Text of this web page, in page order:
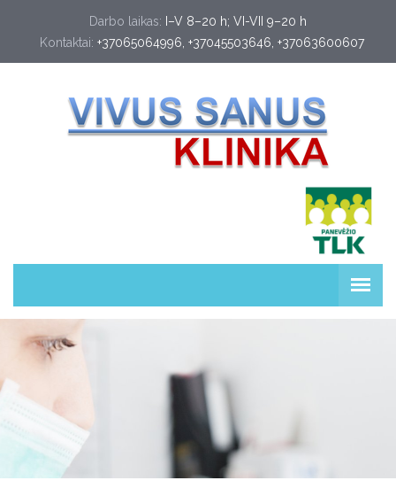
Darbo laikas: I–V 8–20 h; VI-VII 9–20 h
Kontaktai: +37065064996 +37045503646 +37063600607